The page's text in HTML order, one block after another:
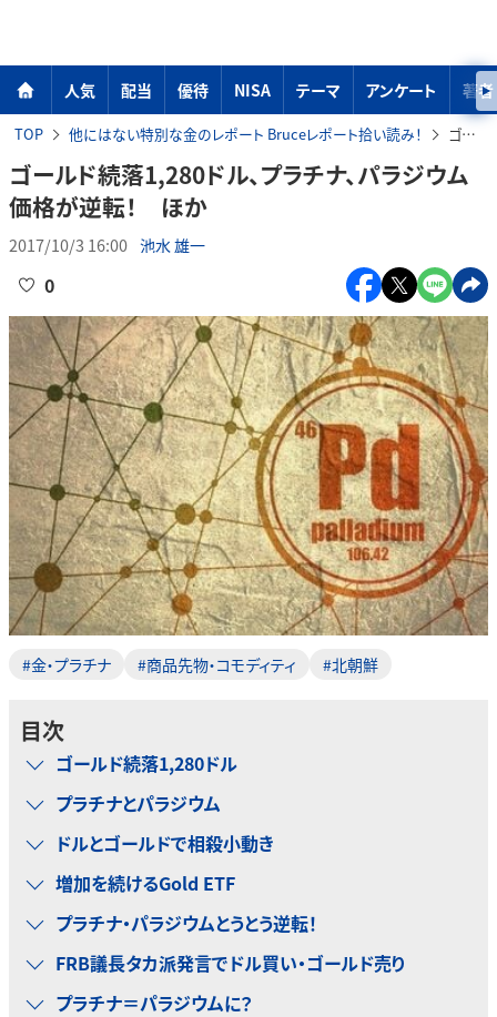
人気 配当 優待 NISA テーマ アンケート 著者
TOP 他にはない特別な金のレポート Bruceレポート拾い読み！ ゴールド続落1,280ドル、プラチナ、パラジウム価格が逆転！ ほか
ゴールド続落1,280ドル、プラチナ、パラジウム
価格が逆転！ ほか
2017/10/3 16:00 池水 雄一
0
#金・プラチナ #商品先物・コモディティ #北朝鮮
目次
ゴールド続落1,280ドル
プラチナとパラジウム
ドルとゴールドで相殺小動き
増加を続けるGold ETF
プラチナ・パラジウムとうとう逆転！
FRB議長タカ派発言でドル買い・ゴールド売り
プラチナ＝パラジウムに？